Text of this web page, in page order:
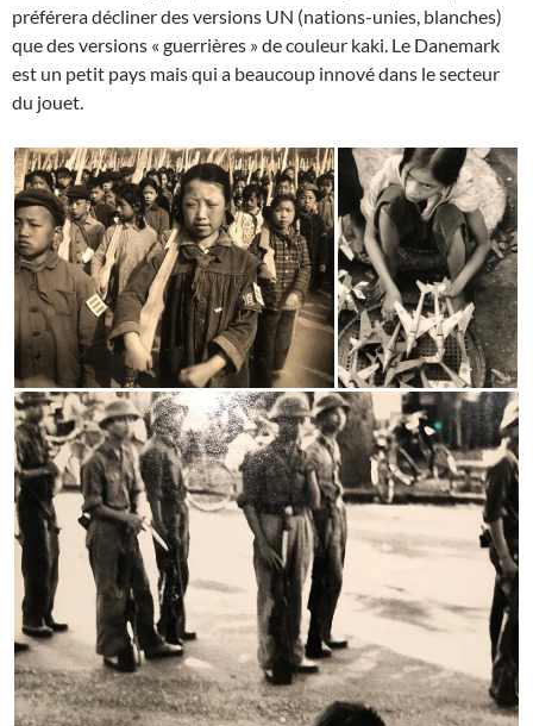
préférera décliner des versions UN (nations-unies, blanches)
que des versions « guerrières » de couleur kaki. Le Danemark
est un petit pays mais qui a beaucoup innové dans le secteur
du jouet.